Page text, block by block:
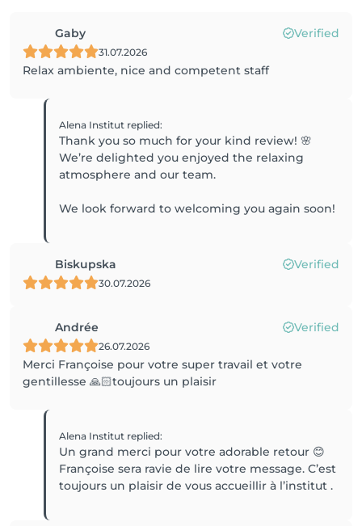
Gaby Verified
31.07.2026
Relax ambiente, nice and competent staff
Alena Institut replied:
Thank you so much for your kind review! 🌸
We’re delighted you enjoyed the relaxing
atmosphere and our team.
We look forward to welcoming you again soon!
Biskupska Verified
30.07.2026
Andrée Verified
26.07.2026
Merci Françoise pour votre super travail et votre
gentillesse 🙏🏻toujours un plaisir
Alena Institut replied:
Un grand merci pour votre adorable retour 😊
Françoise sera ravie de lire votre message. C’est
toujours un plaisir de vous accueillir à l’institut .